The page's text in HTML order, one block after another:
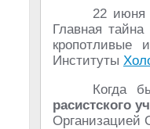
22 июня
Главная
кропотливые
Институты
Когда
расистского
Организацией